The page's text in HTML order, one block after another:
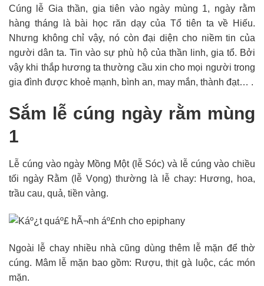
Cúng lễ Gia thần, gia tiên vào ngày mùng 1, ngày rằm
hàng tháng là bài học răn dạy của Tổ tiên ta về Hiếu.
Nhưng không chỉ vậy, nó còn đại diện cho niềm tin của
người dân ta. Tin vào sự phù hộ của thần linh, gia tổ. Bởi
vậy khi thắp hương ta thường cầu xin cho mọi người trong
gia đình được khoẻ mạnh, bình an, may mắn, thành đạt… .
Sắm lễ cúng ngày rằm mùng
1
Lễ cúng vào ngày Mồng Một (lễ Sóc) và lễ cúng vào chiều
tối ngày Rằm (lễ Vọng) thường là lễ chay: Hương, hoa,
trầu cau, quả, tiền vàng.
Ngoài lễ chay nhiều nhà cũng dùng thêm lễ mặn để thờ
cúng. Mâm lễ mặn bao gồm: Rượu, thịt gà luộc, các món
mặn.